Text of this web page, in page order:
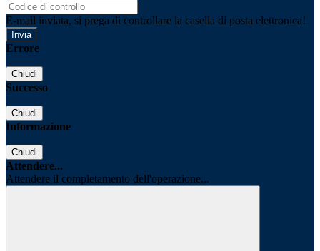
E-mail inviata, si prega di controllare la casella di posta elettronica!
Errore
Chiudi
Successo
Chiudi
Informazione
Chiudi
Attendere...
Attendere il completamento dell'operazione...